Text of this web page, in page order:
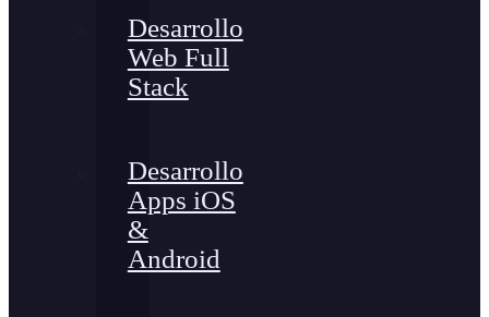
Desarrollo
Web Full
Stack
Desarrollo
Apps iOS
&
Android